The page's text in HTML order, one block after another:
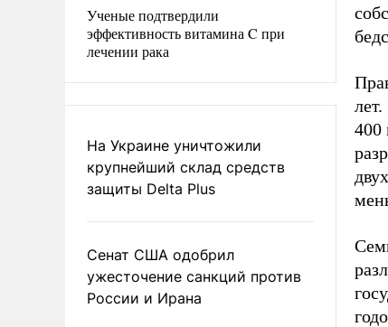
Ученые подтвердили
эффективность витамина C при
лечении рака
На Украине уничтожили
крупнейший склад средств
защиты Delta Plus
Сенат США одобрил
ужесточение санкций против
России и Ирана
400